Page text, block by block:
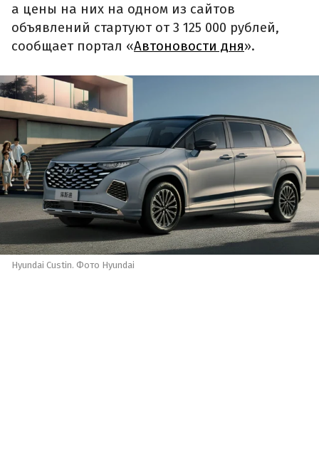
а цены на них на одном из сайтов
объявлений стартуют от 3 125 000 рублей,
сообщает портал «Автоновости дня».
Hyundai Custin. Фото Hyundai